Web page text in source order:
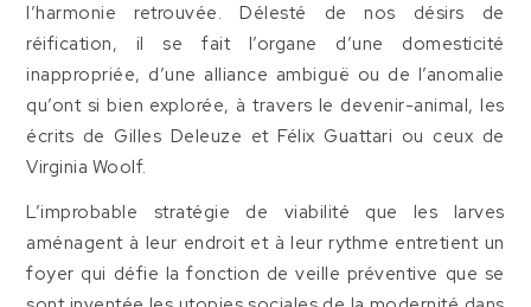
l’harmonie retrouvée. Délesté de nos désirs de
réification, il se fait l’organe d’une domesticité
inappropriée, d’une alliance ambiguë ou de l’anomalie
qu’ont si bien explorée, à travers le devenir-animal, les
écrits de Gilles Deleuze et Félix Guattari ou ceux de
Virginia Woolf.
L’improbable stratégie de viabilité que les larves
aménagent à leur endroit et à leur rythme entretient un
foyer qui défie la fonction de veille préventive que se